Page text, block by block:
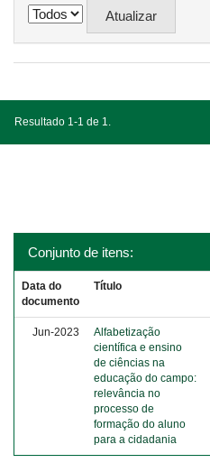
Resultado 1-1 de 1.
Conjunto de itens:
Data do
documento
Título
Jun-2023
Alfabetização
científica e ensino
de ciências na
educação do campo:
relevância no
processo de
formação do aluno
para a cidadania